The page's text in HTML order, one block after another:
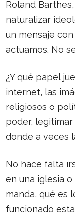
Roland
naturalizar
un mensaje
actuamos. No
¿Y qué papel
internet, las
religiosos o
poder,
donde a veces
No hace falta
en una iglesia
manda, qué es
funcionado